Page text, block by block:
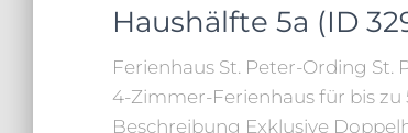
Haushälfte 5a (ID
Ferienhaus St. Peter-Ording St.
4-Zimmer-Ferienhaus für bis zu
Beschreibung Exklusive